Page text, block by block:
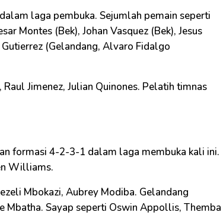
laga pembuka. Sejumlah pemain seperti
Montes (Bek), Johan Vasquez (Bek), Jesus
(Gelandang, Alvaro Fidalgo
Jimenez, Julian Quinones. Pelatih timnas
formasi 4-2-3-1 dalam laga membuka kali ini.
Williams.
Mbokazi, Aubrey Modiba. Gelandang
Mbatha. Sayap seperti Oswin Appollis, Themba